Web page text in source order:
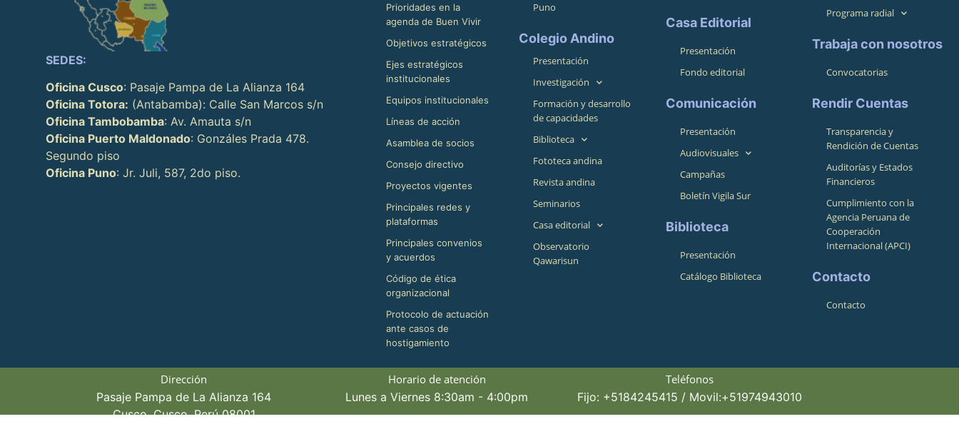
SEDES:
Oficina Cusco: Pasaje Pampa de La Alianza 164
Oficina Totora: (Antabamba): Calle San Marcos s/n
Oficina Tambobamba: Av. Amauta s/n
Oficina Puerto Maldonado: Gonzáles Prada 478.
Segundo piso
Oficina Puno: Jr. Juli, 587, 2do piso.
Prioridades en la
agenda de Buen Vivir
Objetivos estratégicos
Ejes estratégicos
institucionales
Equipos institucionales
Líneas de acción
Asamblea de socios
Consejo directivo
Proyectos vigentes
Principales redes y
plataformas
Principales convenios
y acuerdos
Código de ética
organizacional
Protocolo de actuación
ante casos de
hostigamiento
Puno
Colegio Andino
Presentación
Investigación
Formación y desarrollo
de capacidades
Biblioteca
Fototeca andina
Revista andina
Seminarios
Casa editorial
Observatorio
Qawarisun
Casa Editorial
Presentación
Fondo editorial
Comunicación
Presentación
Audiovisuales
Campañas
Boletín Vigila Sur
Biblioteca
Presentación
Catálogo Biblioteca
Programa radial
Trabaja con nosotros
Convocatorias
Rendir Cuentas
Transparencia y
Rendición de Cuentas
Auditorías y Estados
Financieros
Cumplimiento con la
Agencia Peruana de
Cooperación
Internacional (APCI)
Contacto
Contacto
Dirección
Pasaje Pampa de La Alianza 164
Cusco, Cusco, Perú 08001
Horario de atención
Lunes a Viernes 8:30am - 4:00pm
Teléfonos
Fijo: +5184245415 / Movil:+51974943010